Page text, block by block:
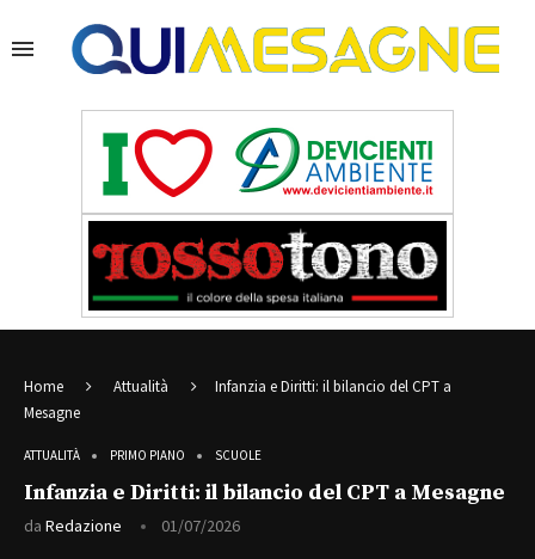
Home Attualità
Infanzia e Diritti: il bilancio del CPT a
Mesagne
ATTUALITÀ PRIMO PIANO SCUOLE
Infanzia e Diritti: il bilancio del CPT a Mesagne
da Redazione 01/07/2026